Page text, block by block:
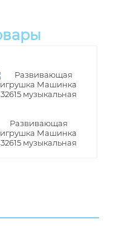
Развивающая
игрушка Машинка
32615 музыкальная